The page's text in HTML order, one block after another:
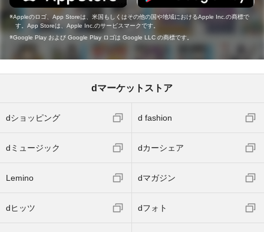
Appleのロゴ、App Storeは、米国もしくはその他の国や地域におけるApple Inc.の商標で
す。App Storeは、Apple Inc.のサービスマークです。
Google Play および Google Play ロゴは Google LLC の商標です。
dマーケットストア
dショッピング d fashion
dミュージック dカーシェア
Lemino dマガジン
dヒッツ dフォト